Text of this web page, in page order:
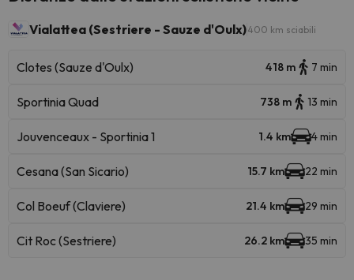
Vialattea (Sestriere - Sauze d'Oulx)400 km sciabili
Clotes (Sauze d'Oulx) 418 m 7 min
Sportinia Quad 738 m 13 min
Jouvenceaux - Sportinia 1 1.4 km 4 min
Cesana (San Sicario) 15.7 km 22 min
Col Boeuf (Claviere) 21.4 km 29 min
Cit Roc (Sestriere) 26.2 km 35 min